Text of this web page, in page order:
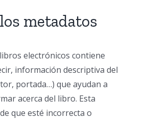
metadatos
electrónicos contiene
información descriptiva del
portada…) que ayudan a
acerca del libro. Esta
que esté incorrecta o